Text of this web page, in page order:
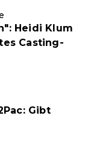
Heidi Klum
Casting-
Gibt